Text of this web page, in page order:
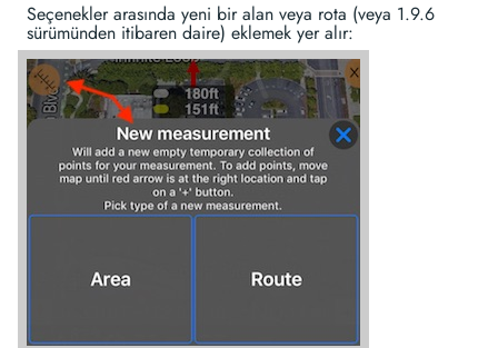
Seçenekler arasında yeni bir alan veya rota (veya 1.9.6
sürümünden itibaren daire) eklemek yer alır: